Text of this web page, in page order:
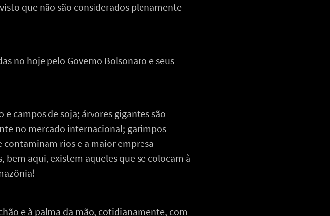
que não são considerados plenamente
no hoje pelo Governo Bolsonaro e seus
campos de soja; árvores gigantes são
no mercado internacional; garimpos
rios e a maior empresa
aqui, existem aqueles que se colocam à
e à palma da mão, cotidianamente, com